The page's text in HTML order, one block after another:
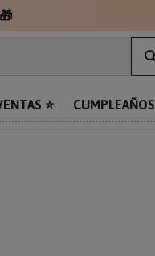
⭐ CUMPLEAÑOS